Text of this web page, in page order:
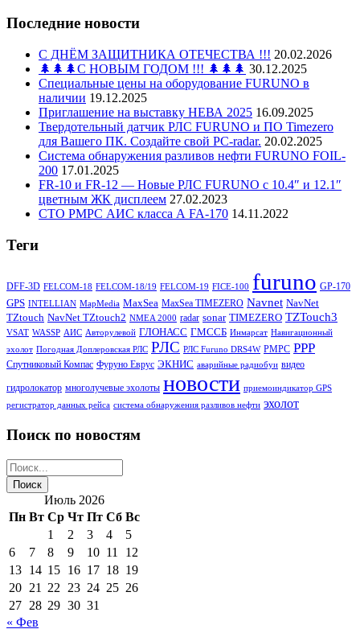
Последние новости
С ДНЁМ ЗАЩИТНИКА ОТЕЧЕСТВА !!! 20.02.2026
🌲🌲🌲С НОВЫМ ГОДОМ !!! 🌲🌲🌲 30.12.2025
Специальные цены на оборудование FURUNO в
наличии 19.12.2025
Приглашение на выставку НЕВА 2025 16.09.2025
Твердотельный датчик РЛС FURUNO и ПО Timezero
для Вашего ПК. Создайте свой PC-radar. 20.02.2025
Система обнаружения разливов нефти FURUNO FOIL-
200 17.01.2025
FR-10 и FR-12 — Новые РЛС FURUNO c 10.4″ и 12.1″
цветным ЖК дисплеем 27.02.2023
СТО РМРС АИС класса А FA-170 14.11.2022
Теги
DFF-3D FELCOM-18 FELCOM-18/19 FELCOM-19 FICE-100 furuno GP-170
GPS INTELLIAN MapMedia MaxSea MaxSea TIMEZERO Navnet NavNet
TZtouch NavNet TZtouch2 NMEA 2000 radar sonar TIMEZERO TZTouch3
VSAT WASSP АИС Авторулевой ГЛОНАСС ГМССБ Инмарсат Навигационный
эхолот Погодная Доплеровская РЛС РЛС РЛС Furuno DRS4W РМРС РРР
Спутниковый Компас Фуруно Еврус ЭКНИС аварийные радиобуи видео
гидролокатор многолучевые эхолоты новости приемоиндикатор GPS
регистратор данных рейса система обнаружения разливов нефти эхолот
Поиск по новостям
Июль 2026
Пн Вт Ср Чт Пт Сб Вс
1
2 3 4
5
6
7 8 9 10 11
12
13 14 15 16 17 18 19
20 21 22 23 24 25 26
27 28 29 30 31
« Фев